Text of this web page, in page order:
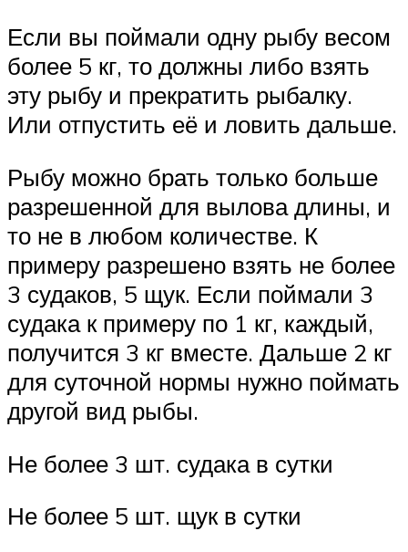
Если вы поймали одну рыбу весом
более 5 кг, то должны либо взять
эту рыбу и прекратить рыбалку.
Или отпустить её и ловить дальше.
Рыбу можно брать только больше
разрешенной для вылова длины, и
то не в любом количестве. К
примеру разрешено взять не более
3 судаков, 5 щук. Если поймали 3
судака к примеру по 1 кг, каждый,
получится 3 кг вместе. Дальше 2 кг
для суточной нормы нужно поймать
другой вид рыбы.
Не более 3 шт. судака в сутки
Не более 5 шт. щук в сутки